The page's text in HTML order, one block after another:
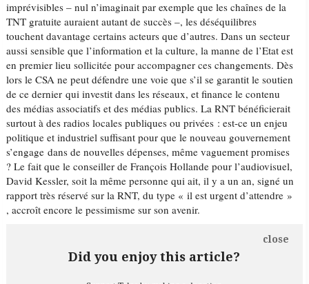
imprévisibles – nul n’imaginait par exemple que les chaînes de la
TNT gratuite auraient autant de succès –, les déséquilibres
touchent davantage certains acteurs que d’autres. Dans un secteur
aussi sensible que l’information et la culture, la manne de l’Etat est
en premier lieu sollicitée pour accompagner ces changements. Dès
lors le CSA ne peut défendre une voie que s’il se garantit le soutien
de ce dernier qui investit dans les réseaux, et finance le contenu
des médias associatifs et des médias publics. La RNT bénéficierait
surtout à des radios locales publiques ou privées : est-ce un enjeu
politique et industriel suffisant pour que le nouveau gouvernement
s’engage dans de nouvelles dépenses, même vaguement promises
? Le fait que le conseiller de François Hollande pour l’audiovisuel,
David Kessler, soit la même personne qui ait, il y a un an, signé un
rapport très réservé sur la RNT, du type « il est urgent d’attendre »
, accroît encore le pessimisme sur son avenir.
Did you enjoy this article?
close